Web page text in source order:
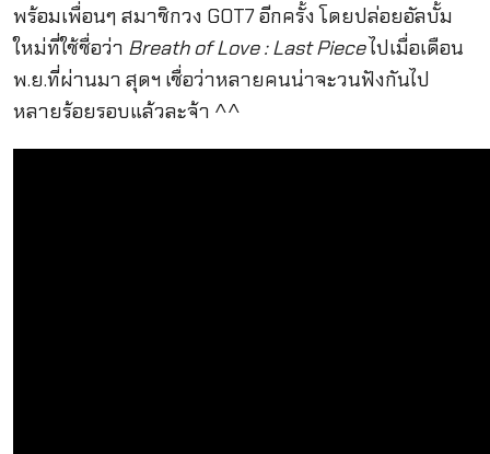
พร้อมเพื่อนๆ สมาชิกวง GOT7 อีกครั้ง โดยปล่อยอัลบั้ม
ใหม่ที่ใช้ชื่อว่า Breath of Love : Last Pieceไปเมื่อเดือน
พ.ย.ที่ผ่านมา สุดฯ เชื่อว่าหลายคนน่าจะวนฟังกันไป
หลายร้อยรอบแล้วละจ้า ^^